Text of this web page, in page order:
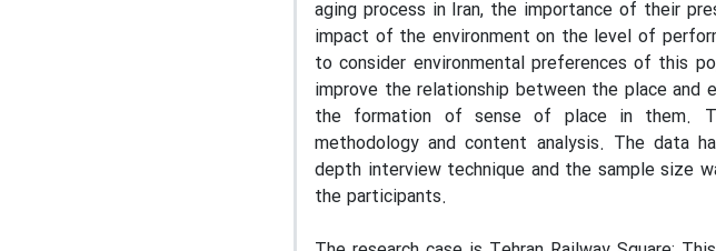
aging process in Iran, the importance of their
impact of the environment on the level of
to consider environmental preferences of this
improve the relationship between the place
the formation of sense of place in them.
methodology and content analysis. The data
depth interview technique and the sample size
the participants.